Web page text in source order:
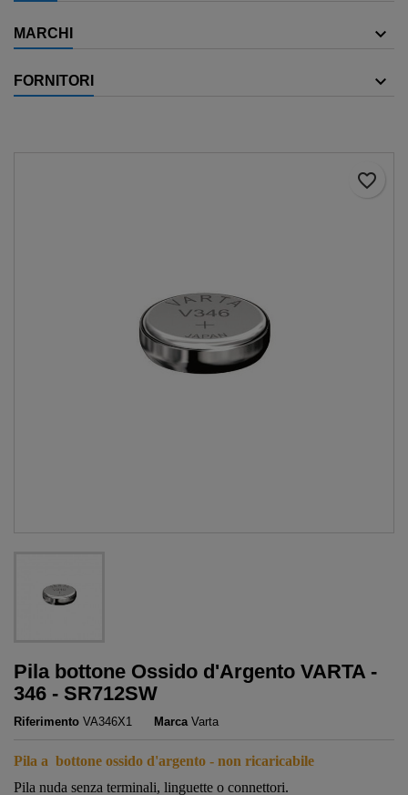
MARCHI
FORNITORI
favorite_border
Pila bottone Ossido d'Argento VARTA -
346 - SR712SW
Riferimento VA346X1 Marca Varta
Pila a bottone ossido d'argento - non ricaricabile
Pila nuda senza terminali, linguette o connettori.